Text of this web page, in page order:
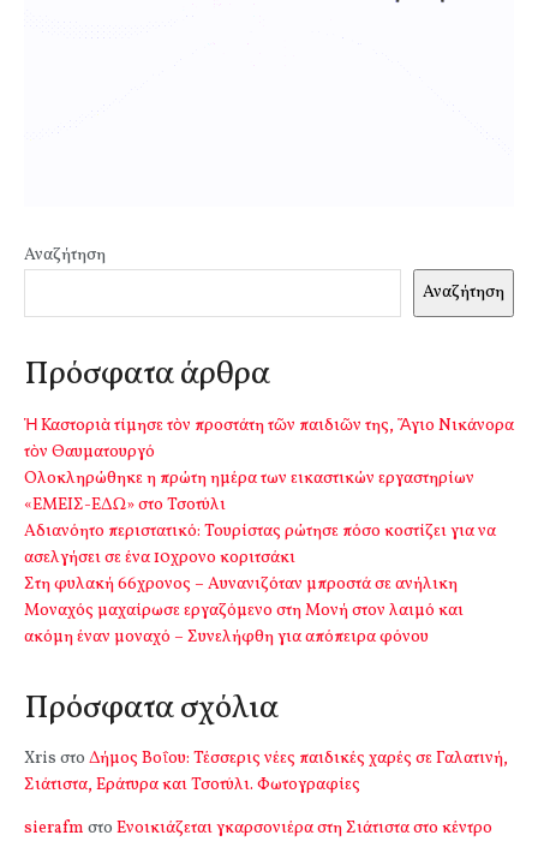
Αναζήτηση
Αναζήτηση
Πρόσφατα άρθρα
Ἡ Καστοριὰ τίμησε τὸν προστάτη τῶν παιδιῶν της, Ἅγιο Νικάνορα
τὸν Θαυματουργό
Ολοκληρώθηκε η πρώτη ημέρα των εικαστικών εργαστηρίων
«ΕΜΕΙΣ-ΕΔΩ» στο Τσοτύλι
Αδιανόητο περιστατικό: Τουρίστας ρώτησε πόσο κοστίζει για να
ασελγήσει σε ένα 10χρονο κοριτσάκι
Στη φυλακή 66χρονος – Αυνανιζόταν μπροστά σε ανήλικη
Μοναχός μαχαίρωσε εργαζόμενο στη Μονή στον λαιμό και
ακόμη έναν μοναχό – Συνελήφθη για απόπειρα φόνου
Πρόσφατα σχόλια
Xris στο Δήμος Βοΐου: Τέσσερις νέες παιδικές χαρές σε Γαλατινή,
Σιάτιστα, Εράτυρα και Τσοτύλι. Φωτογραφίες
sierafm στο Ενοικιάζεται γκαρσονιέρα στη Σιάτιστα στο κέντρο